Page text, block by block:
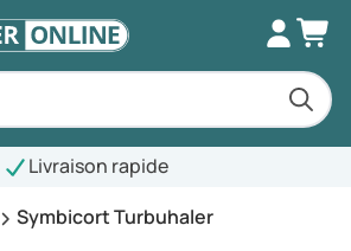
Livraison rapide
Symbicort Turbuhaler